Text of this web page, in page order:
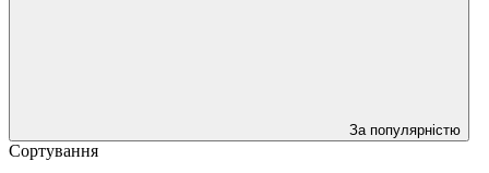
За популярністю
Сортування